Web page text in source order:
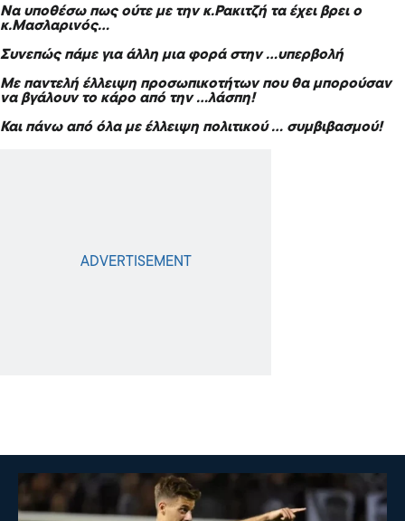
Να υποθέσω πως ούτε με την κ.Ρακιτζή τα έχει βρει ο
κ.Μασλαρινός…
Συνεπώς πάμε για άλλη μια φορά στην …υπερβολή
Με παντελή έλλειψη προσωπικοτήτων που θα μπορούσαν
να βγάλουν το κάρο από την …λάσπη!
Και πάνω από όλα με έλλειψη πολιτικού … συμβιβασμού!